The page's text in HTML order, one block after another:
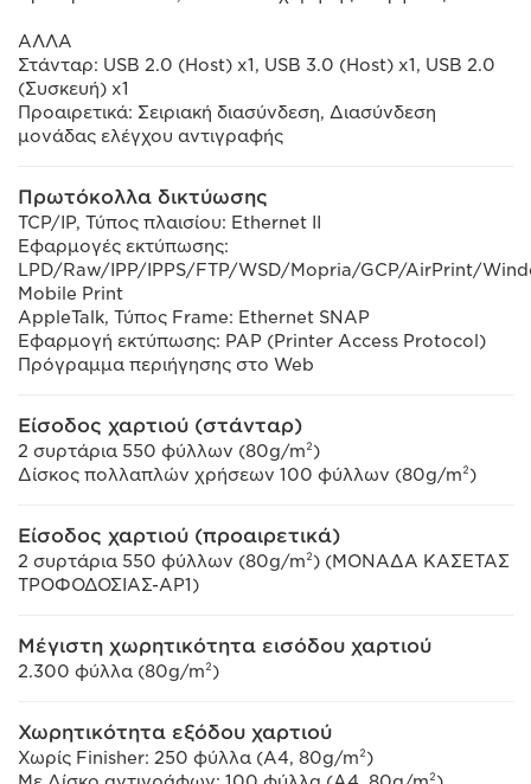
ΑΛΛΑ
Στάνταρ: USB 2.0 (Host) x1, USB 3.0 (Host) x1, USB 2.0
(Συσκευή) x1
Προαιρετικά: Σειριακή διασύνδεση, Διασύνδεση
μονάδας ελέγχου αντιγραφής
Πρωτόκολλα δικτύωσης
TCP/IP, Τύπος πλαισίου: Ethernet II
Εφαρμογές εκτύπωσης:
LPD/Raw/IPP/IPPS/FTP/WSD/Mopria/GCP/AirPrint/
Mobile Print
AppleTalk, Τύπος Frame: Ethernet SNAP
Εφαρμογή εκτύπωσης: PAP (Printer Access Protocol)
Πρόγραμμα περιήγησης στο Web
Είσοδος χαρτιού (στάνταρ)
2 συρτάρια 550 φύλλων (80g/m²)
Δίσκος πολλαπλών χρήσεων 100 φύλλων (80g/m²)
Είσοδος χαρτιού (προαιρετικά)
2 συρτάρια 550 φύλλων (80g/m²) (ΜΟΝΑΔΑ ΚΑΣΕΤΑΣ
ΤΡΟΦΟΔΟΣΙΑΣ-AP1)
Μέγιστη χωρητικότητα εισόδου χαρτιού
2.300 φύλλα (80g/m²)
Χωρητικότητα εξόδου χαρτιού
Χωρίς Finisher: 250 φύλλα (A4, 80g/m²)